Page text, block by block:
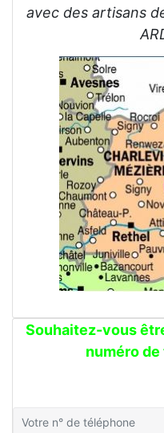
avec des artisans
Souhaitez-vous
numéro